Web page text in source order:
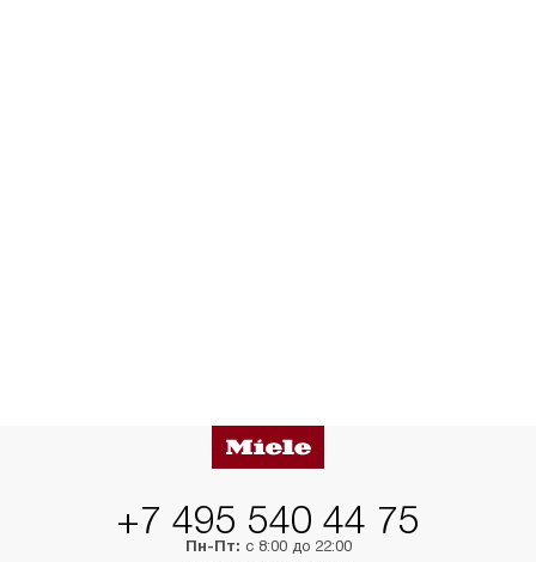
+7 495 540 44 75
Пн-Пт: с 8:00 до 22:00